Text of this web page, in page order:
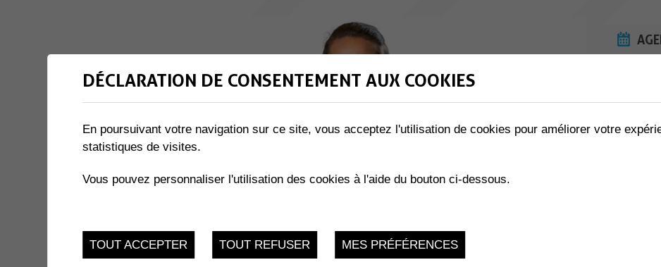
DÉCLARATION DE CONSENTEMENT AUX COOKIES
En poursuivant votre navigation sur ce site, vous acceptez l'utilisation de cookies pour améliorer votre
statistiques de visites.
Vous pouvez personnaliser l'utilisation des cookies à l'aide du bouton ci-dessous.
TOUT ACCEPTER TOUT REFUSER MES PRÉFÉRENCES